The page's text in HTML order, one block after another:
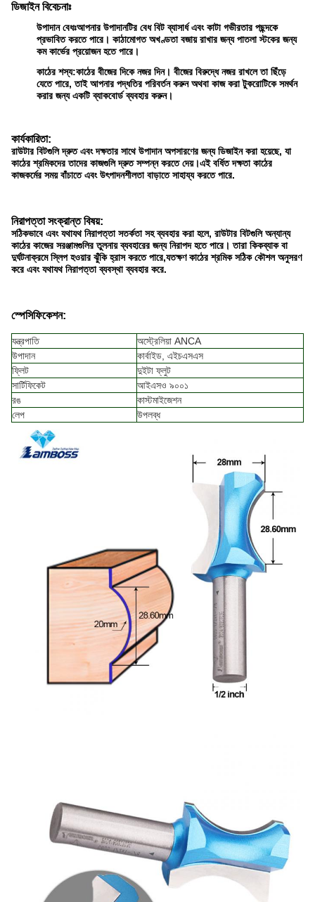
ডিজাইন বিবেচনাঃ
উপাদান বেধঃআপনার উপাদানটির বেধ বিট ব্যাসার্ধ এবং কাটা গভীরতার পছন্দকে
প্রভাবিত করতে পারে। কাঠামোগত অখণ্ডতা বজায় রাখার জন্য পাতলা স্টকের জন্য
কম কার্ভের প্রয়োজন হতে পারে।
কাঠের শস্য:কাঠের বীজের দিকে নজর দিন। বীজের বিরুদ্ধে নজর রাখলে তা ছিঁড়ে
যেতে পারে, তাই আপনার পদ্ধতির পরিবর্তন করুন অথবা কাজ করা টুকরোটিকে সমর্থন
করার জন্য একটি ব্যাকবোর্ড ব্যবহার করুন।
কার্যকারিতা:
রাউটার বিটগুলি দ্রুত এবং দক্ষতার সাথে উপাদান অপসারণের জন্য ডিজাইন করা হয়েছে, যা
কাঠের শ্রমিকদের তাদের কাজগুলি দ্রুত সম্পন্ন করতে দেয়।এই বর্ধিত দক্ষতা কাঠের
কাজকর্মের সময় বাঁচাতে এবং উৎপাদনশীলতা বাড়াতে সাহায্য করতে পারে.
নিরাপত্তা সংক্রান্ত বিষয়:
সঠিকভাবে এবং যথাযথ নিরাপত্তা সতর্কতা সহ ব্যবহার করা হলে, রাউটার বিটগুলি অন্যান্য
কাঠের কাজের সরঞ্জামগুলির তুলনায় ব্যবহারের জন্য নিরাপদ হতে পারে। তারা কিকব্যাক বা
দুর্ঘটনাক্রমে স্লিপ হওয়ার ঝুঁকি হ্রাস করতে পারে,যতক্ষণ কাঠের শ্রমিক সঠিক কৌশল অনুসরণ
করে এবং যথাযথ নিরাপত্তা ব্যবস্থা ব্যবহার করে.
স্পেসিফিকেশন:
যন্ত্রপাতি
অস্ট্রেলিয়া ANCA
উপাদান
কার্বাইড, এইচএসএস
ফ্লিট
দুইটা ফ্লুট
সার্টিফিকেট
আইএসও ৯০০১
রঙ
কাস্টমাইজেশন
লেপ
উপলব্ধ